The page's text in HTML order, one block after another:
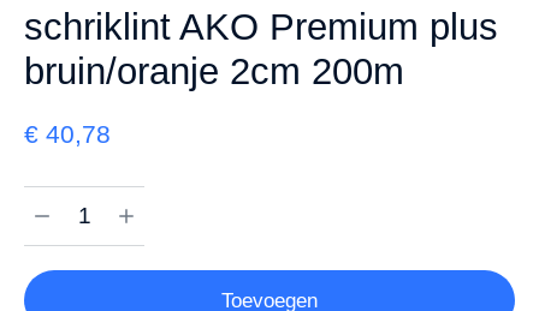
schriklint AKO Premium plus
bruin/oranje 2cm 200m
€ 40,78
Toevoegen